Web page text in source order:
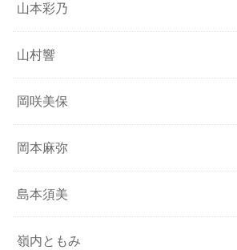
山本彩乃
山村響
岡咲美保
岡本麻弥
島本須美
嶺内ともみ